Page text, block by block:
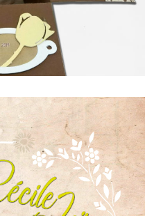
dentelle